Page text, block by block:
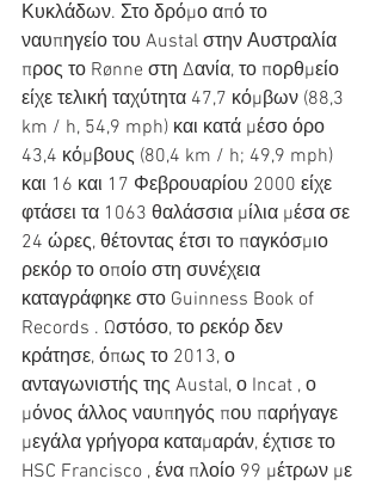
Κυκλάδων. Στο δρόμο από το
ναυπηγείο του Austal στην Αυστραλία
προς το Rønne στη Δανία, το πορθμείο
είχε τελική ταχύτητα 47,7 κόμβων (88,3
km / h, 54,9 mph) και κατά μέσο όρο
43,4 κόμβους (80,4 km / h; 49,9 mph)
και 16 και 17 Φεβρουαρίου 2000 είχε
φτάσει τα 1063 θαλάσσια μίλια μέσα σε
24 ώρες, θέτοντας έτσι το παγκόσμιο
ρεκόρ το οποίο στη συνέχεια
καταγράφηκε στο Guinness Book of
Records . Ωστόσο, το ρεκόρ δεν
κράτησε, όπως το 2013, ο
ανταγωνιστής της Austal, ο Incat , ο
μόνος άλλος ναυπηγός που παρήγαγε
μεγάλα γρήγορα καταμαράν, έχτισε το
HSC Francisco , ένα πλοίο 99 μέτρων με